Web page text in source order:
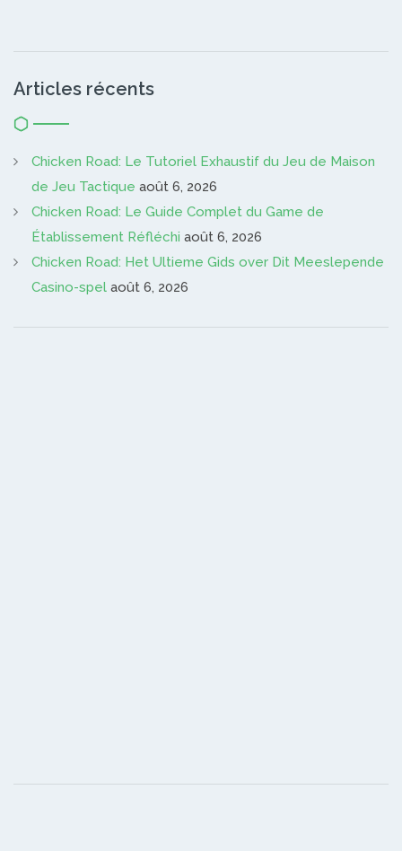
Articles récents
Chicken Road: Le Tutoriel Exhaustif du Jeu de Maison
de Jeu Tactique août 6, 2026
Chicken Road: Le Guide Complet du Game de
Établissement Réfléchi août 6, 2026
Chicken Road: Het Ultieme Gids over Dit Meeslepende
Casino-spel août 6, 2026